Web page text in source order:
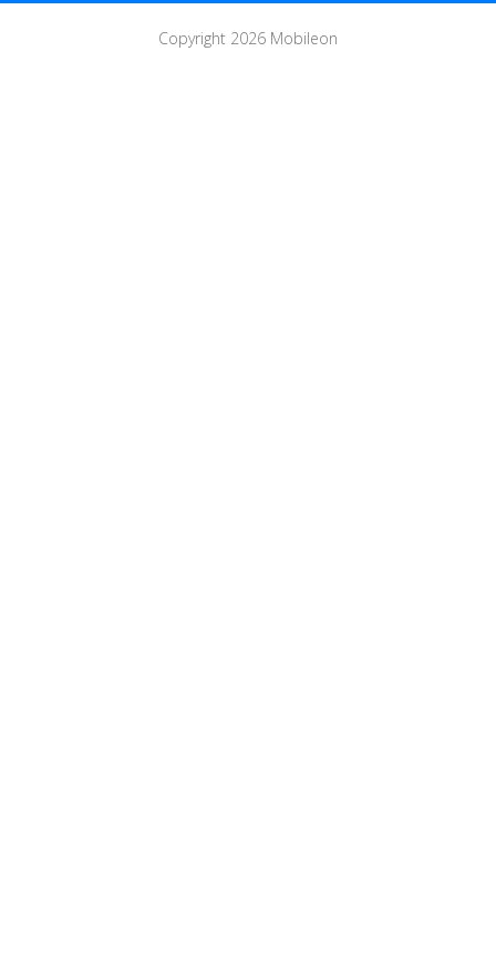
Copyright 2026 Mobileon